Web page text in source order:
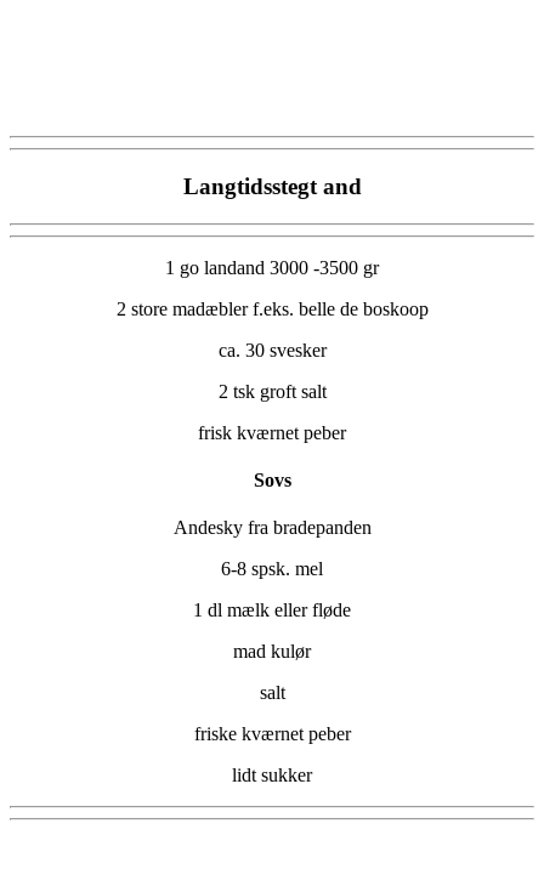
Langtidsstegt and
1 go landand 3000 -3500 gr
2 store madæbler f.eks. belle de boskoop
ca. 30 svesker
2 tsk groft salt
frisk kværnet peber
Sovs
Andesky fra bradepanden
6-8 spsk. mel
1 dl mælk eller fløde
mad kulør
salt
friske kværnet peber
lidt sukker